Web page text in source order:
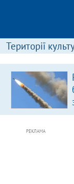
Території
РЕКЛАМА